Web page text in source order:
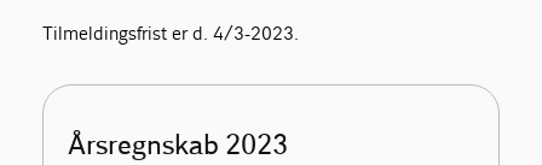
Tilmeldingsfrist er d. 4/3-2023.
Årsregnskab 2023